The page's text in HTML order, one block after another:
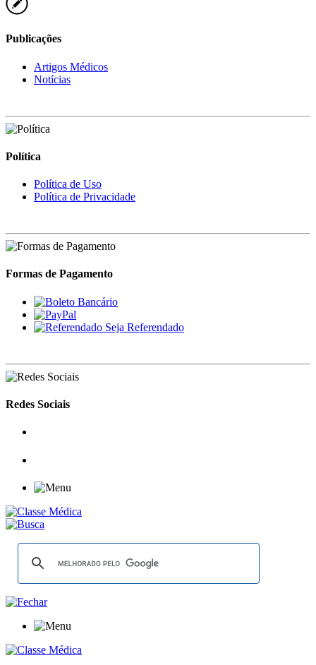
Publicações
Artigos Médicos
Notícias
Política
Política de Uso
Política de Privacidade
Formas de Pagamento
Seja Referendado
Redes Sociais